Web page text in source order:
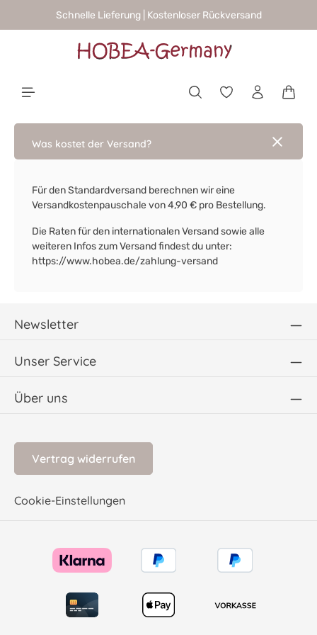
springenSchnelle Lieferung | Kostenloser Rückversand
Was kostet der Versand?
Für den Standardversand berechnen wir eine
Versandkostenpauschale von 4,90 € pro Bestellung.
Die Raten für den internationalen Versand sowie alle
weiteren Infos zum Versand findest du unter:
https://www.hobea.de/zahlung-versand
Newsletter
Unser Service
Über uns
Vertrag widerrufen
Cookie-Einstellungen